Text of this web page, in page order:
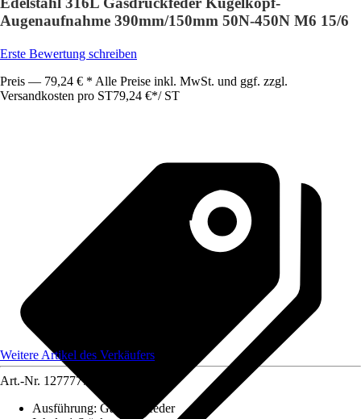
Augenaufnahme 390mm/150mm 50N-450N M6 15/6
Erste Bewertung schreiben
Preis — 79,24 € * Alle Preise inkl. MwSt. und ggf. zzgl.
Versandkosten pro ST79,24 €*/ ST
Weitere Artikel des Verkäufers
Art.-Nr. 12777778
Ausführung: Gasdruckfeder